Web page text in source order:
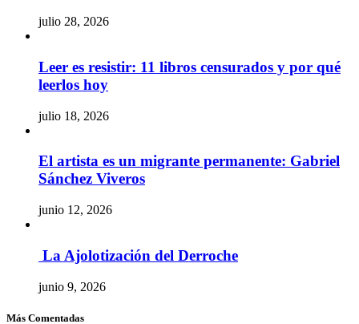
julio 28, 2026
Leer es resistir: 11 libros censurados y por qué
leerlos hoy
julio 18, 2026
El artista es un migrante permanente: Gabriel
Sánchez Viveros
junio 12, 2026
La Ajolotización del Derroche
junio 9, 2026
Más Comentadas